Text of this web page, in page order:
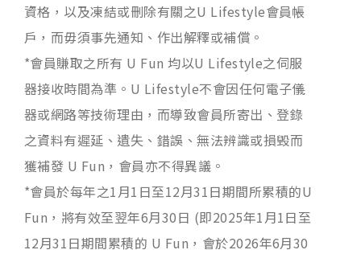
資格，以及凍結或刪除有關之U Lifestyle會員帳
戶，而毋須事先通知、作出解釋或補償。
*會員賺取之所有 U Fun 均以U Lifestyle之伺服
器接收時間為準。U Lifestyle不會因任何電子儀
器或網路等技術理由，而導致會員所寄出、登錄
之資料有遲延、遺失、錯誤、無法辨識或損毁而
獲補發 U Fun，會員亦不得異議。
*會員於每年之1月1日至12月31日期間所累積的U
Fun，將有效至翌年6月30日 (即2025年1月1日至
12月31日期間累積的 U Fun，會於2026年6月30